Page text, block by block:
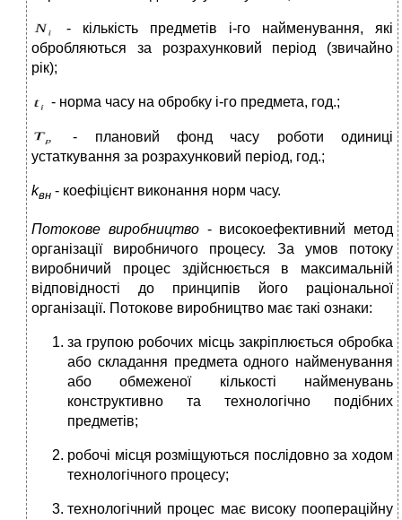
- кількість предметів і-го найменування, які
обробляються за розрахунковий період (звичайно
рік);
- норма часу на обробку і-го предмета, год.;
- плановий фонд часу роботи одиниці
устаткування за розрахунковий період, год.;
kвн - коефіцієнт виконання норм часу.
Потокове виробництво - високоефективний метод
організації виробничого процесу. За умов потоку
виробничий процес здійснюється в максимальній
відповідності до принципів його раціональної
організації. Потокове виробництво має такі ознаки:
за групою робочих місць закріплюється обробка
або складання предмета одного найменування
або обмеженої кількості найменувань
конструктивно та технологічно подібних
предметів;
робочі місця розміщуються послідовно за ходом
технологічного процесу;
технологічний процес має високу поопераційну